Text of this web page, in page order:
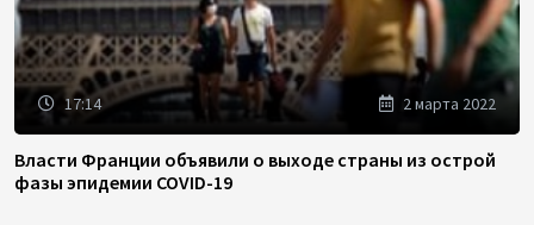
17:14 2 марта 2022
Власти Франции объявили о выходе страны из острой
фазы эпидемии COVID-19